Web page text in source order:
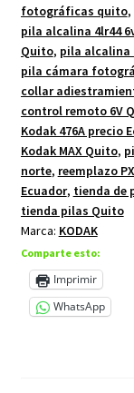
fotográficas quito,
pila alcalina 4lr44
Quito, pila alcalina
pila cámara
collar
control remoto 6V
Kodak 476A precio
Kodak MAX Quito,
norte, reemplazo
Ecuador, tienda de
tienda pilas Quito
Marca: KODAK
Comparte esto:
Imprimir
WhatsApp